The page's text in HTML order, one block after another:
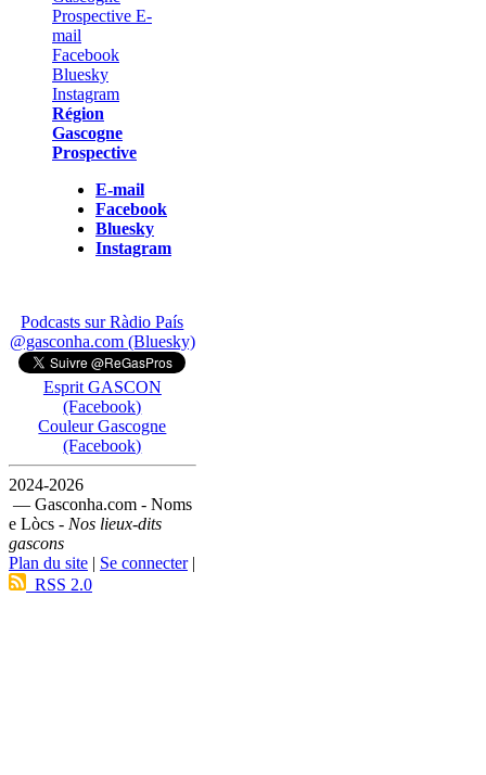
Région
Gascogne
Prospective
E-mail
Facebook
Bluesky
Instagram
Podcasts sur Ràdio País
@gasconha.com (Bluesky)
Esprit GASCON
(Facebook)
Couleur Gascogne
(Facebook)
2024-2026
— Gasconha.com - Noms
e Lòcs - Nos lieux-dits
gascons
Plan du site | Se connecter|
RSS 2.0